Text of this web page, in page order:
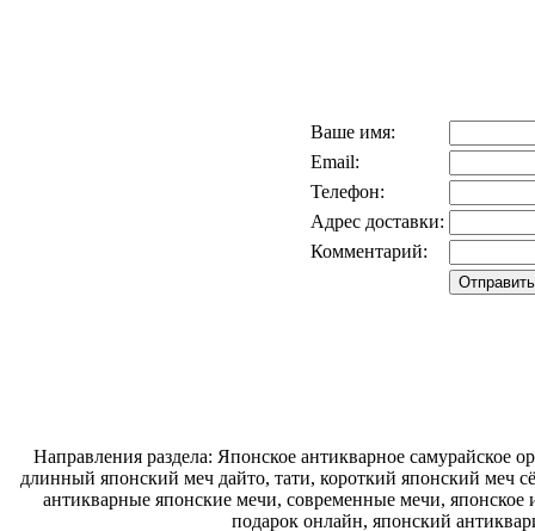
Ваше имя:
Email:
Телефон:
Адрес доставки:
Комментарий:
Направления раздела: Японское антикварное самурайское
длинный японский меч дайто, тати, короткий японский меч
антикварные японские мечи, современные мечи, японское
подарок онлайн, японский